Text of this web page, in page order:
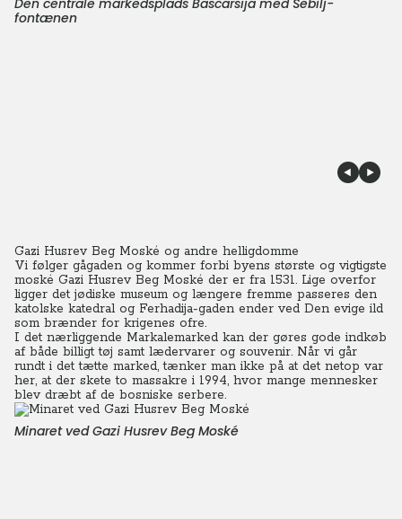
Den centrale markedsplads Bascarsija med Sebilj-
fontænen
Gazi Husrev Beg Moské og andre helligdomme
Vi følger gågaden og kommer forbi byens største og vigtigste
moské Gazi Husrev Beg Moské der er fra 1531. Lige overfor
ligger det jødiske museum og længere fremme passeres den
katolske katedral og Ferhadija-gaden ender ved Den evige ild
som brænder for krigenes ofre.
I det nærliggende Markalemarked kan der gøres gode indkøb
af både billigt tøj samt lædervarer og souvenir. Når vi går
rundt i det tætte marked, tænker man ikke på at det netop var
her, at der skete to massakre i 1994, hvor mange mennesker
blev dræbt af de bosniske serbere.
Minaret ved Gazi Husrev Beg Moské